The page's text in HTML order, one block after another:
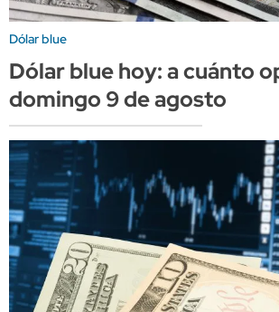
Dólar blue
Dólar blue hoy: a cuánto
domingo 9 de agosto